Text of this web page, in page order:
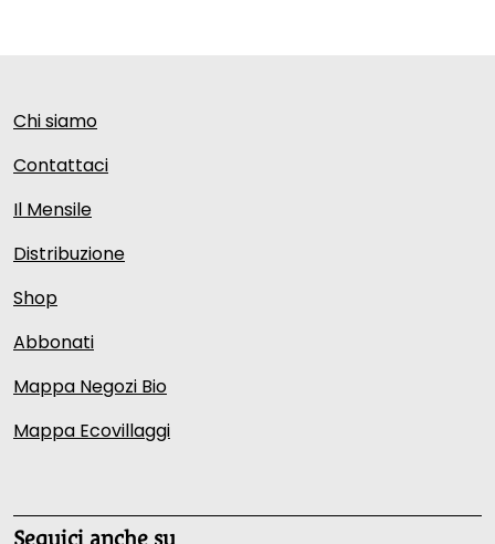
Chi siamo
Contattaci
Il Mensile
Distribuzione
Shop
Abbonati
Mappa Negozi Bio
Mappa Ecovillaggi
Seguici anche su